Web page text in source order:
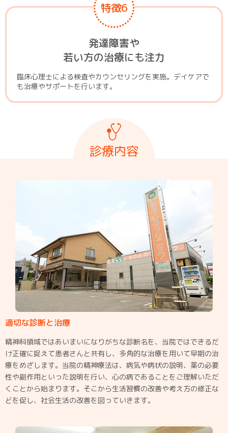
特徴6
発達障害や
若い方の治療にも注力
臨床心理士による検査やカウンセリングを実施。デイケアで
も治療やサポートを行います。
診療内容
適切な診断と治療
精神科領域ではあいまいになりがちな診断名を、当院ではできるだ
け正確に捉えて患者さんと共有し、多角的な治療を用いて早期の治
療をめざします。当院の精神療法は、病気や病状の説明、薬の必要
性や副作用といった説明を行い、心の病であることをご理解いただ
くことから始まります。そこから生活習慣の改善や考え方の修正な
どを促し、社会生活の改善を図っていきます。